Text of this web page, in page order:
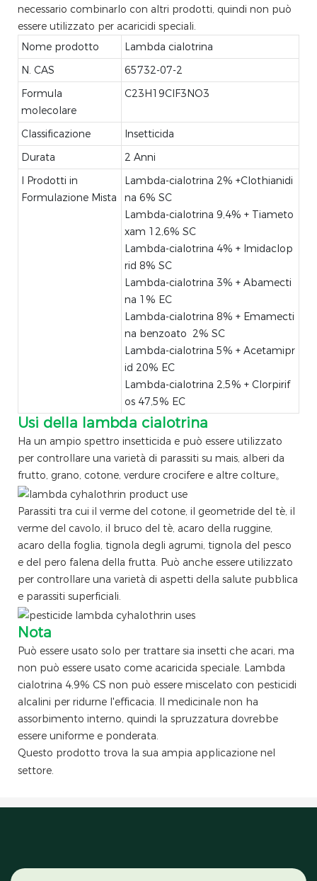
necessario combinarlo con altri prodotti, quindi non può
essere utilizzato per acaricidi speciali.
Nome prodotto
Lambda cialotrina
N. CAS
65732-07-2
Formula
molecolare
C23H19ClF3NO3
Classificazione
Insetticida
Durata
2 Anni
I Prodotti in
Formulazione Mista
Lambda-cialotrina 2% +Clothianidi
na 6% SC
Lambda-cialotrina 9,4% + Tiameto
xam 12,6% SC
Lambda-cialotrina 4% + Imidaclop
rid 8% SC
Lambda-cialotrina 3% + Abamecti
na 1% EC
Lambda-cialotrina 8% + Emamecti
na benzoato 2% SC
Lambda-cialotrina 5% + Acetamipr
id 20% EC
Lambda-cialotrina 2,5% + Clorpirif
os 47,5% EC
Usi della lambda cialotrina
Ha un ampio spettro insetticida e può essere utilizzato
per controllare una varietà di parassiti su mais, alberi da
frutto, grano, cotone, verdure crocifere e altre colture。
Parassiti tra cui il verme del cotone, il geometride del tè, il
verme del cavolo, il bruco del tè, acaro della ruggine,
acaro della foglia, tignola degli agrumi, tignola del pesco
e del pero falena della frutta. Può anche essere utilizzato
per controllare una varietà di aspetti della salute pubblica
e parassiti superficiali.
Nota
Può essere usato solo per trattare sia insetti che acari, ma
non può essere usato come acaricida speciale. Lambda
cialotrina 4,9% CS non può essere miscelato con pesticidi
alcalini per ridurne l'efficacia. Il medicinale non ha
assorbimento interno, quindi la spruzzatura dovrebbe
essere uniforme e ponderata.
Questo prodotto trova la sua ampia applicazione nel
settore.